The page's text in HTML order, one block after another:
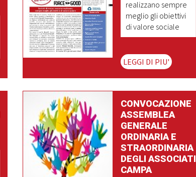
realizzano sempre
meglio gli obiettivi
di valore sociale
LEGGI DI PIU'
CONVOCAZIONE
ASSEMBLEA
GENERALE
ORDINARIA E
STRAORDINARIA
DEGLI ASSOCIATI
CAMPA